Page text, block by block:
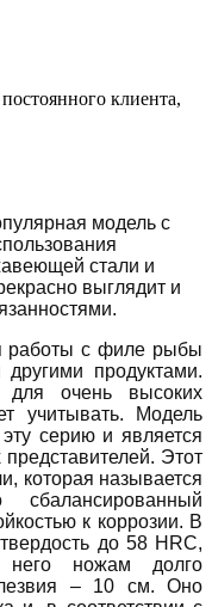
клиента,
модель с
стали и
выглядит и
работы с филе рыбы
продуктами.
очень высоких
учитывать. Модель
серию и является
Этот
которая называется
к коррозии. В
до 58 HRC,
него ножам долго
лезвия – 10 см. Оно